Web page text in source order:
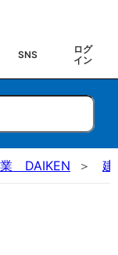
SNS
ログ
イン
業 DAIKEN 建